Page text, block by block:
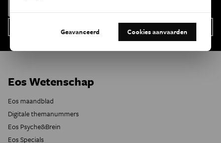
Eos Wetenschap
Eos maandblad
Digitale themanummers
Eos Psyche&Brein
Eos Specials
Geavanceerd Cookies aanvaarden